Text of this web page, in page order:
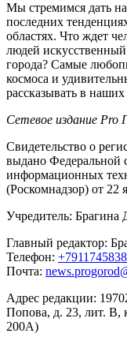
Мы стремимся дать
последних
областях. Что ждет
людей
города? Самые
космоса и
рассказывать в
Сетевое издание Pro
Свидетельство о
выдано Федеральной
информационных
(Роскомнадзор) от 22
Учредитель: Брагина
Главный редактор:
Телефон:
Почта:
Адрес редакции:
Попова, д. 23, лит. В,
200А)